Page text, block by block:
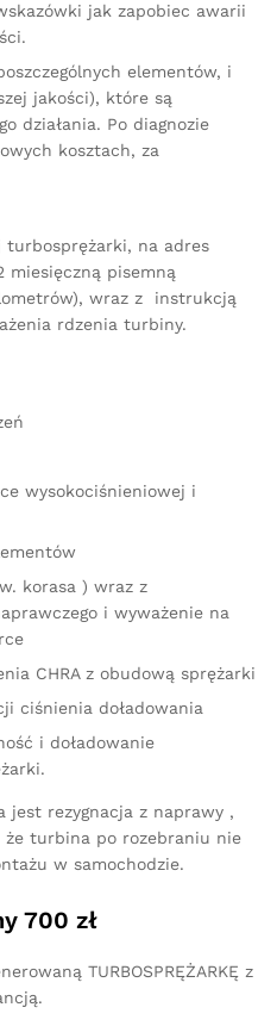
jak zapobiec awarii
elementów, i
jakości), które są
działania. Po diagnozie
kosztach, za
turbosprężarki, na adres
miesięczną pisemną
wraz z instrukcją
rdzenia turbiny.
wysokociśnieniowej i
korasa ) wraz z
i wyważenie na
CHRA z obudową sprężarki
ciśnienia doładowania
i doładowanie
jest rezygnacja z naprawy ,
że turbina po rozebraniu nie
w samochodzie.
700 zł
TURBOSPRĘŻARKĘ z